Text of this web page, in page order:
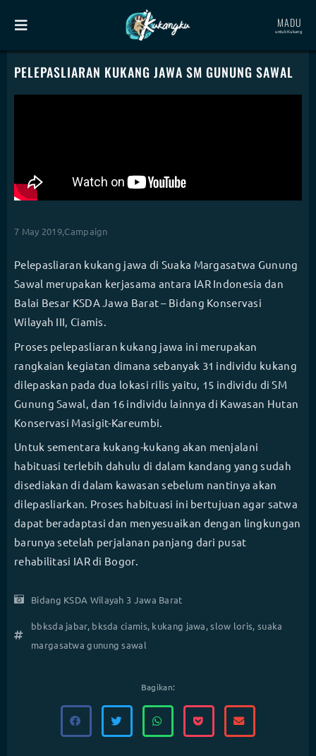
MADU
untuk Kukang
PELEPASLIARAN KUKANG JAWA SM GUNUNG SAWAL
7 May 2019,Campaign
Pelepasliaran kukang jawa di Suaka Margasatwa Gunung
Sawal merupakan kerjasama antara IAR Indonesia dan
Balai Besar KSDA Jawa Barat – Bidang Konservasi
Wilayah III, Ciamis.
Proses pelepasliaran kukang jawa ini merupakan
rangkaian kegiatan dimana sebanyak 31 individu kukang
dilepaskan pada dua lokasi rilis yaitu, 15 individu di SM
Gunung Sawal, dan 16 individu lainnya di Kawasan Hutan
Konservasi Masigit-Kareumbi.
Untuk sementara kukang-kukang akan menjalani
habituasi terlebih dahulu di dalam kandang yang sudah
disediakan di dalam kawasan sebelum nantinya akan
dilepasliarkan. Proses habituasi ini bertujuan agar satwa
dapat beradaptasi dan menyesuaikan dengan lingkungan
barunya setelah perjalanan panjang dari pusat
rehabilitasi IAR di Bogor.
Bidang KSDA Wilayah 3 Jawa Barat
bbksda jabar, bksda ciamis, kukang jawa,slow loris, suaka
margasatwa gunung sawal
Bagikan: